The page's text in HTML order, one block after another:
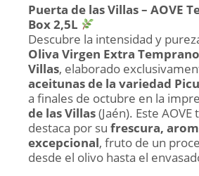
Puerta de las Villas – AOVE
Box 2,5L
Descubre la intensidad y
Oliva Virgen Extra
Villas, elaborado
aceitunas de la variedad
a finales de octubre en la
de las Villas(Jaén). Este
destaca por su frescura,
excepcional, fruto de un
desde el olivo hasta el